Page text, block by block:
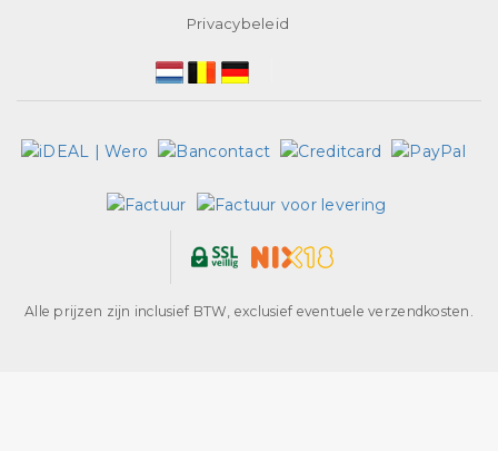
Privacybeleid
Alle prijzen zijn inclusief BTW, exclusief eventuele verzendkosten.